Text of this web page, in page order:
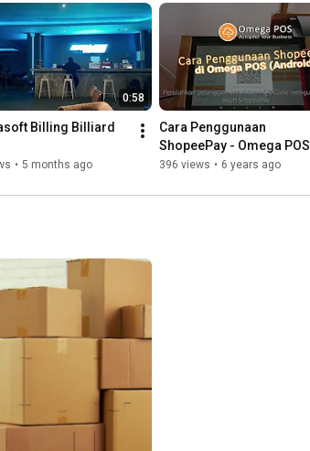
0:58
Billing Billiard
• 5 months ago
Cara Penggunaan
ShopeePay - Omega POS
(Android)
396 views • 6 years ago